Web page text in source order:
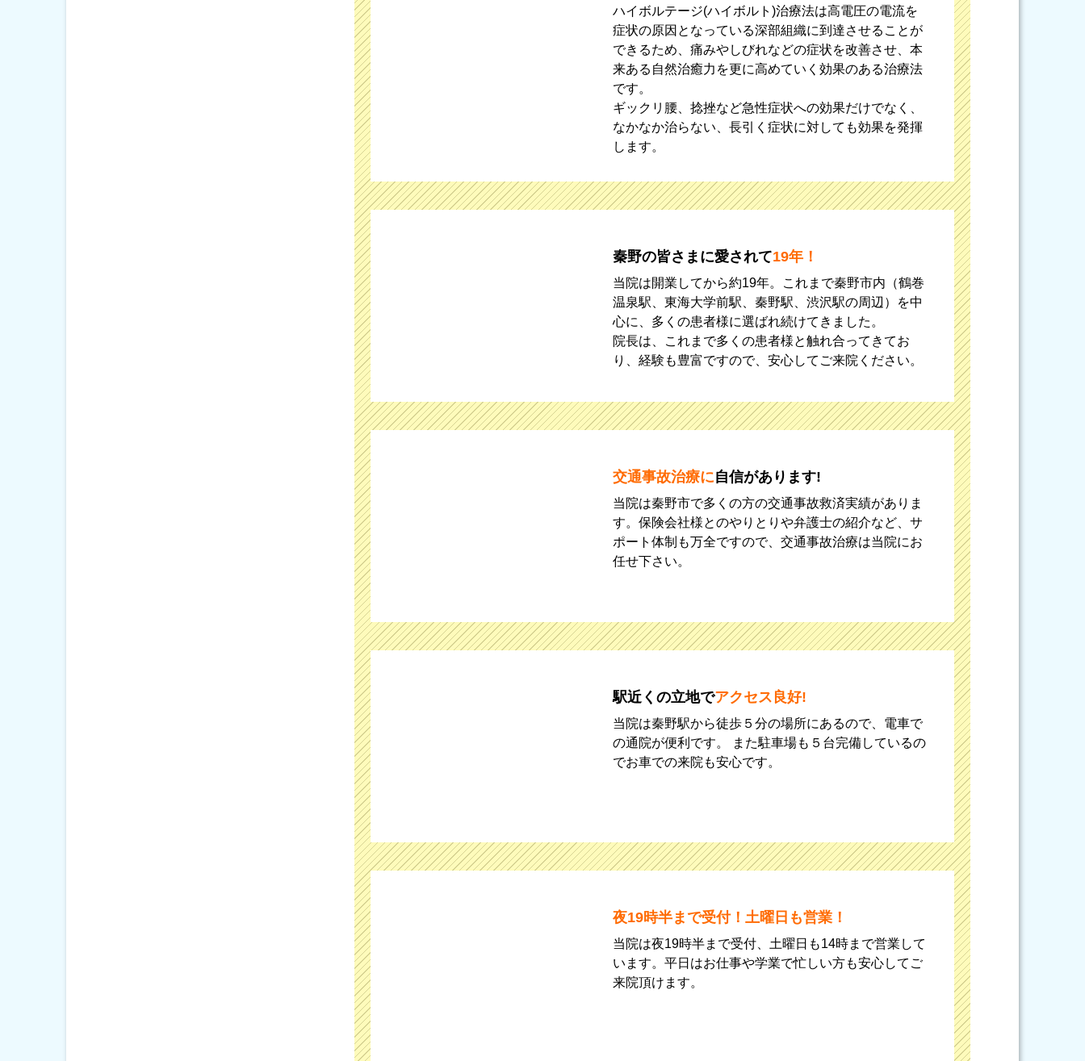
ハイボルテージ(ハイボルト)治療法は高電圧の電流を
症状の原因となっている深部組織に到達させることが
できるため、痛みやしびれなどの症状を改善させ、本
来ある自然治癒力を更に高めていく効果のある治療法
です。
ギックリ腰、捻挫など急性症状への効果だけでなく、
なかなか治らない、長引く症状に対しても効果を発揮
します。
秦野の皆さまに愛されて19年！
当院は開業してから約19年。これまで秦野市内（鶴巻
温泉駅、東海大学前駅、秦野駅、渋沢駅の周辺）を中
心に、多くの患者様に選ばれ続けてきました。
院長は、これまで多くの患者様と触れ合ってきてお
り、経験も豊富ですので、安心してご来院ください。
交通事故治療に自信があります!
当院は秦野市で多くの方の交通事故救済実績がありま
す。保険会社様とのやりとりや弁護士の紹介など、サ
ポート体制も万全ですので、交通事故治療は当院にお
任せ下さい。
駅近くの立地でアクセス良好!
当院は秦野駅から徒歩５分の場所にあるので、電車で
の通院が便利です。 また駐車場も５台完備しているの
でお車での来院も安心です。
夜19時半まで受付！土曜日も営業！
当院は夜19時半まで受付、土曜日も14時まで営業して
います。平日はお仕事や学業で忙しい方も安心してご
来院頂けます。